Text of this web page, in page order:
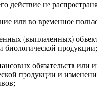
действие не
или во временное
(выплаченных)
биологической продукции;
обязательств или
продукции и